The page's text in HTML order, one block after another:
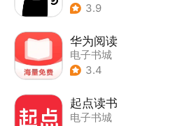
3.9
华为阅读
电子书城
3.4
起点读书
电子书城